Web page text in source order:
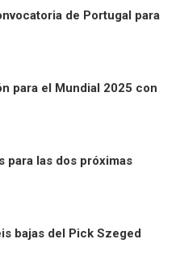
de Portugal para
para el Mundial 2025 con
para las dos próximas
bajas del Pick Szeged